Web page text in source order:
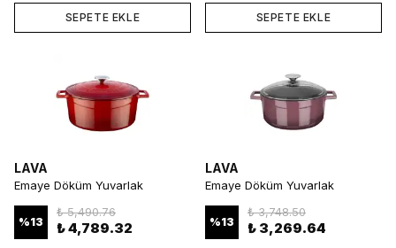
SEPETE EKLE SEPETE EKLE
LAVA
Emaye Döküm Yuvarlak
%13
₺ 5,490.76
₺ 4,789.32
LAVA
Emaye Döküm Yuvarlak
%13
₺ 3,748.50
₺ 3,269.64